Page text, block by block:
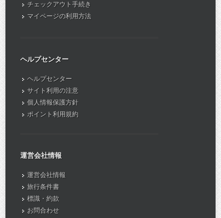
チェックアウト手続き
マイページの利用方法
ヘルプセンター
ヘルプセンター
サイト利用の注意
個人情報保護方針
ポイント利用規約
運営会社情報
運営会社情報
旅行条件書
標識・約款
お問合わせ